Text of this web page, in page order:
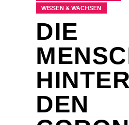
WISSEN & WACHSEN
DIE
HINTER
DEN